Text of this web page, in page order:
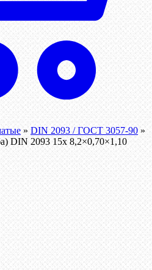
» DIN 2093 / ГОСТ 3057-90 »
DIN 2093 15x 8,2×0,70×1,10